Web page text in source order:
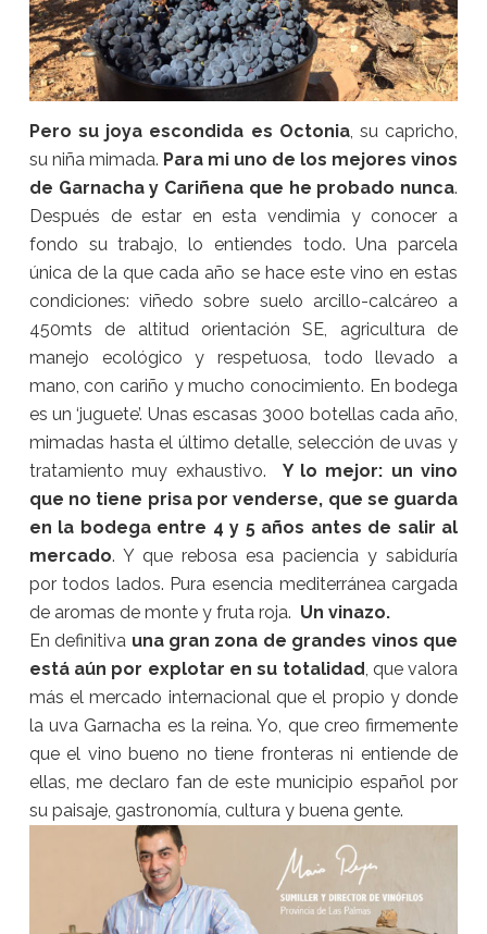
Pero su joya escondida es Octonia, su capricho,
su niña mimada. Para mi uno de los mejores vinos
de Garnacha y Cariñena que he probado nunca.
Después de estar en esta vendimia y conocer a
fondo su trabajo, lo entiendes todo. Una parcela
única de la que cada año se hace este vino en estas
condiciones: viñedo sobre suelo arcillo-calcáreo a
450mts de altitud orientación SE, agricultura de
manejo ecológico y respetuosa, todo llevado a
mano, con cariño y mucho conocimiento. En bodega
es un ‘juguete’. Unas escasas 3000 botellas cada año,
mimadas hasta el último detalle, selección de uvas y
tratamiento muy exhaustivo. Y lo mejor: un vino
que no tiene prisa por venderse, que se guarda
en la bodega entre 4 y 5 años antes de salir al
mercado. Y que rebosa esa paciencia y sabiduría
por todos lados. Pura esencia mediterránea cargada
de aromas de monte y fruta roja. Un vinazo.
En definitiva una gran zona de grandes vinos que
está aún por explotar en su totalidad, que valora
más el mercado internacional que el propio y donde
la uva Garnacha es la reina. Yo, que creo firmemente
que el vino bueno no tiene fronteras ni entiende de
ellas, me declaro fan de este municipio español por
su paisaje, gastronomía, cultura y buena gente.